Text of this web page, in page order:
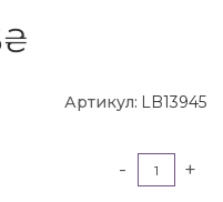
₴
Артикул: LB13945
- +